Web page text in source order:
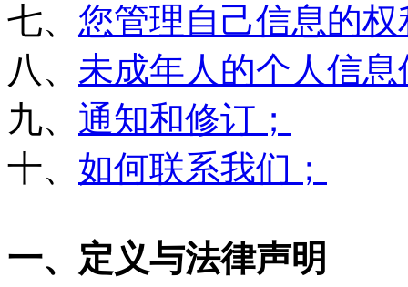
七、 您管理自己信息的权
八、 未成年人的个人信
九、 通知和修订；
十、 如何联系我们；
一、 定义与法律声明